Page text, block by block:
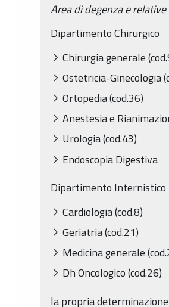
Area di degenza e
Dipartimento Chirurgico
Chirurgia generale
Ostetricia-Ginecologia
Ortopedia (cod.36)
Anestesia e
Urologia (cod.43)
Endoscopia Digestiva
Dipartimento Internistico
Cardiologia (cod.8)
Geriatria (cod.21)
Medicina generale
Dh Oncologico (cod.26)
la propria